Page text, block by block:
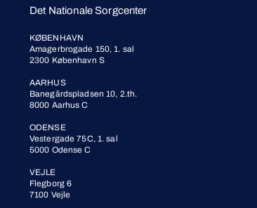
Det Nationale Sorgcenter
KØBENHAVN
Amagerbrogade 150, 1. sal
2300 København S
AARHUS
Banegårdspladsen 10, 2.th.
8000 Aarhus C
ODENSE
Vestergade 75C, 1. sal
5000 Odense C
VEJLE
Flegborg 6
7100 Vejle